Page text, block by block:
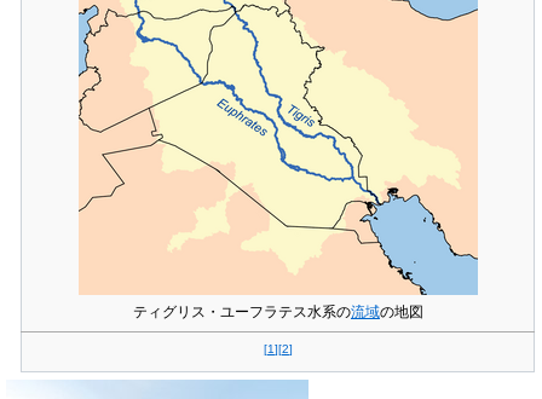
ティグリス・ユーフラテス水系の流域の地図
[1][2]